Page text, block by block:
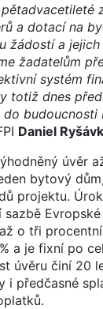
pětadvacetileté
a dotací na
žádostí a
žadatelům
systém
totiž dnes
budoucnosti
Daniel
úvěr
bytový
projektu.
o tři
a je fixní po
úvěru činí 20
i předčasné